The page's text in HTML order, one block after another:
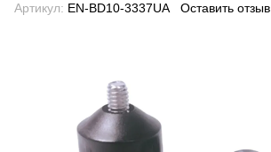
Артикул: EN-BD10-3337UA Оставить отзыв